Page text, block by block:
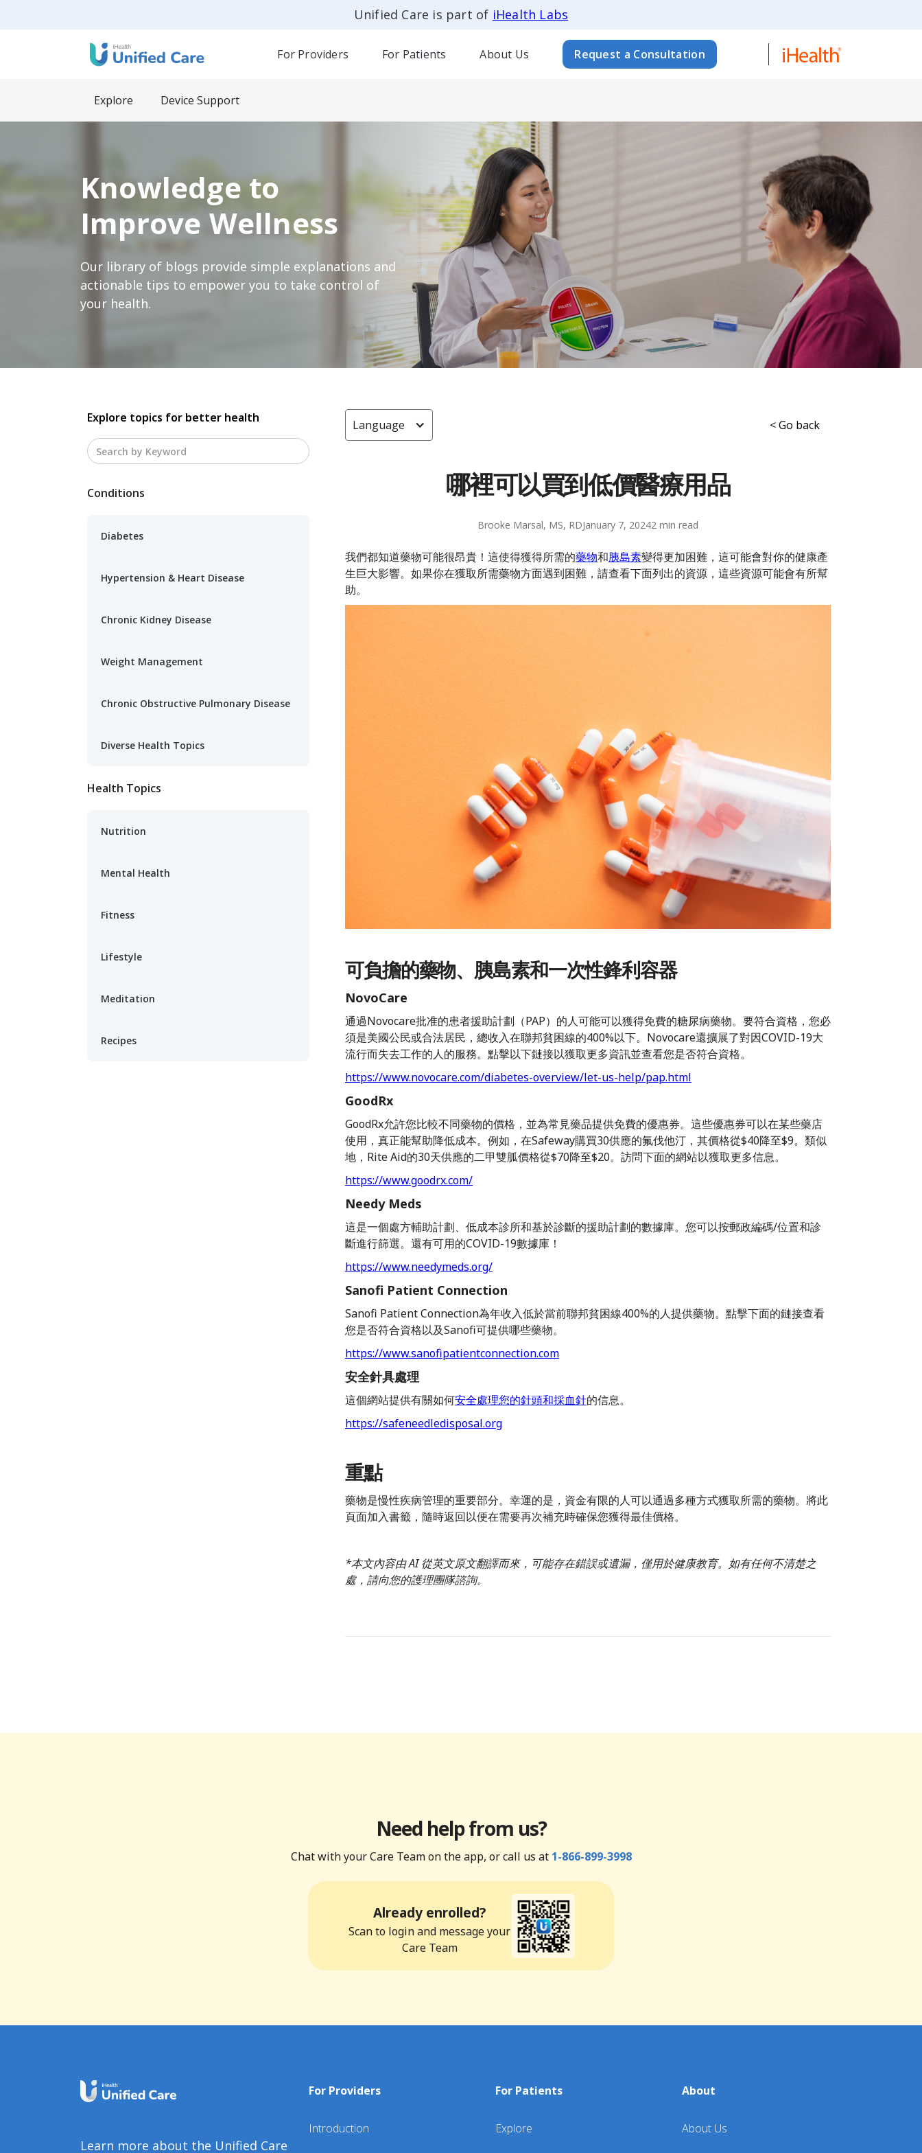
Unified Care is part of iHealth Labs
For Providers For Patients About Us Request a Consultation
Explore Device Support
Knowledge to
Improve Wellness
Our library of blogs provide simple explanations and
actionable tips to empower you to take control of
your health.
Explore topics for better health
Conditions
Diabetes
Hypertension & Heart Disease
Chronic Kidney Disease
Weight Management
Chronic Obstructive Pulmonary Disease
Diverse Health Topics
Health Topics
Nutrition
Mental Health
Fitness
Lifestyle
Meditation
Recipes
Language < Go back
哪裡可以買到低價醫療用品
Brooke Marsal, MS, RDJanuary 7, 20242
我們都知道藥物可能很昂貴！這使得獲得所需的藥物和胰島素變得更加困難，這可能會對你的健康產
生巨大影響。如果你在獲取所需藥物方面遇到困難，請查看下面列出的資源，這些資源可能會有所幫
助。
可負擔的藥物、胰島素和一次性鋒利容器
NovoCare
通過Novocare批准的患者援助計劃（PAP）的人可能可以獲得免費的糖尿病藥物。要符合資格，您必
須是美國公民或合法居民，總收入在聯邦貧困線的400%以下。Novocare還擴展了對因COVID-19大
流行而失去工作的人的服務。點擊以下鏈接以獲取更多資訊並查看您是否符合資格。
https://www.novocare.com/diabetes-overview/let-us-help/pap.html
GoodRx
GoodRx允許您比較不同藥物的價格，並為常見藥品提供免費的優惠券。這些優惠券可以在某些藥店
使用，真正能幫助降低成本。例如，在Safeway購買30供應的氟伐他汀，其價格從$40降至$9。類似
地，Rite Aid的30天供應的二甲雙胍價格從$70降至$20。訪問下面的網站以獲取更多信息。
https://www.goodrx.com/
Needy Meds
這是一個處方輔助計劃、低成本診所和基於診斷的援助計劃的數據庫。您可以按郵政編碼/位置和診
斷進行篩選。還有可用的COVID-19數據庫！
https://www.needymeds.org/
Sanofi Patient Connection
Sanofi Patient Connection為年收入低於當前聯邦貧困線400%的人提供藥物。點擊下面的鏈接查看
您是否符合資格以及Sanofi可提供哪些藥物。
https://www.sanofipatientconnection.com
安全針具處理
這個網站提供有關如何安全處理您的針頭和採血針的信息。
https://safeneedledisposal.org
重點
藥物是慢性疾病管理的重要部分。幸運的是，資金有限的人可以通過多種方式獲取所需的藥物。將此
頁面加入書籤，隨時返回以便在需要再次補充時確保您獲得最佳價格。
*本文內容由 AI 從英文原文翻譯而來，可能存在錯誤或遺漏，僅用於健康教育。如有任何不清楚之
處，請向您的護理團隊諮詢。
Need help from us?
Chat with your Care Team on the app, or call us at 1-866-899-3998
Already enrolled?
Scan to login and message your
Care Team
Learn more about the Unified Care
For Providers
Introduction
For Patients
Explore
About
About Us